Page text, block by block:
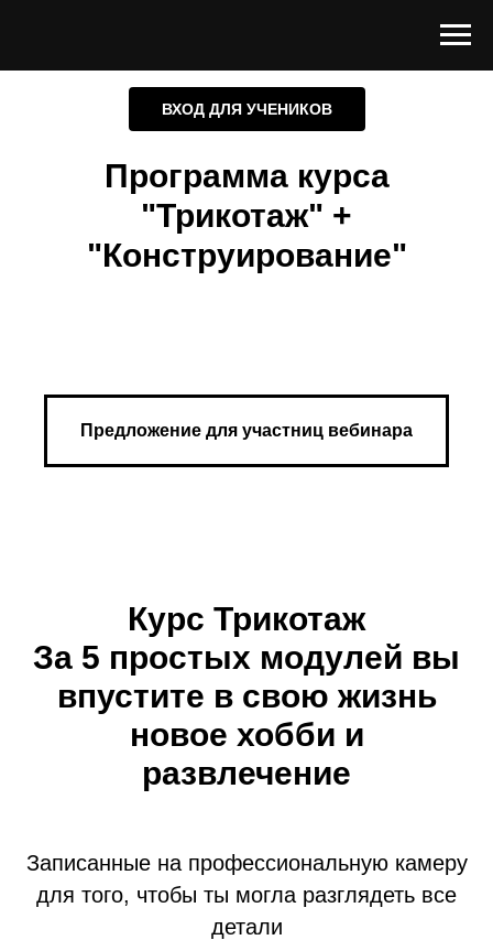
ВХОД ДЛЯ УЧЕНИКОВ
Программа курса
"Трикотаж" +
"Конструирование"
Предложение для участниц вебинара
Курс Трикотаж
За 5 простых модулей вы
впустите в свою жизнь
новое хобби и
развлечение
Записанные на профессиональную камеру
для того, чтобы ты могла разглядеть все
детали